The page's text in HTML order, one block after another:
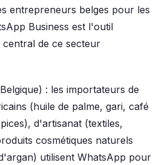
entrepreneurs belges pour les
Business est l'outil
central de ce secteur
: les importateurs de
(huile de palme, gari, café
d'artisanat (textiles,
cosmétiques naturels
utilisent WhatsApp pour